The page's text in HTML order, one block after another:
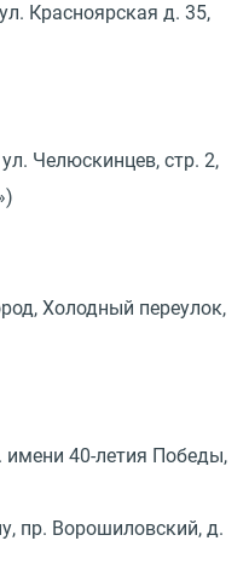
Красноярская д. 35,
Челюскинцев, стр. 2,
Холодный переулок,
имени 40-летия Победы,
пр. Ворошиловский, д.